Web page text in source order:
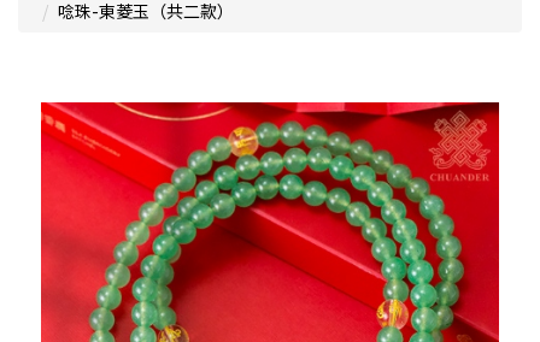
唸珠-東菱玉（共二款）